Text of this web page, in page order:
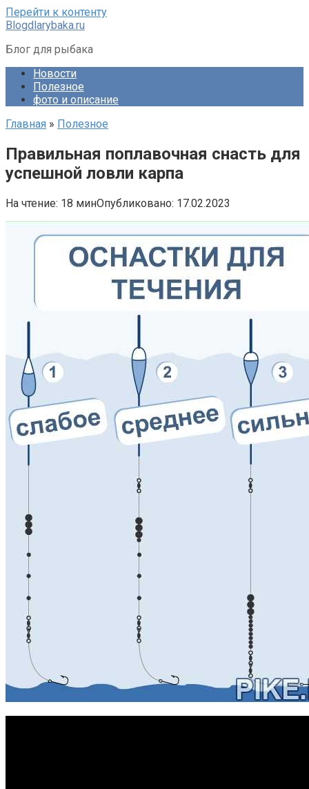
Перейти к контенту
Blogdlarybaka.ru
Блог для рыбака
Новости
Полезное
фото и описание
Главная » Полезное
Правильная поплавочная снасть для
успешной ловли карпа
На чтение: 18 минОпубликовано: 17.02.2023